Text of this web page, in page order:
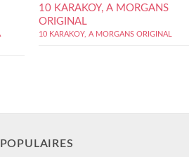
10 KARAKOY, A MORGANS
ORIGINAL
10 KARAKOY, A MORGANS ORIGINAL